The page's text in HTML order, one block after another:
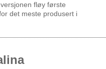
fløy første
det meste produsert i